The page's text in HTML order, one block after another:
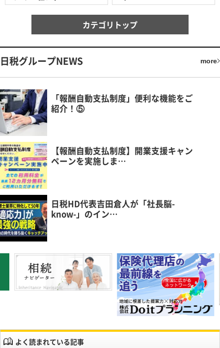
カテゴリトップ
日税グループNEWS more
「報酬自動支払制度」便利な機能をご
紹介！⑤
【報酬自動支払制度】開業支援キャン
ペーンを実施しま…
日税HD代表吉田倉人が「社長脳-
know-」のイン…
よく読まれている記事